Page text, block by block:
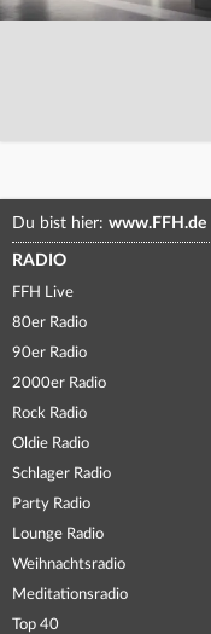
Du bist hier: www.FFH.de
RADIO
FFH Live
80er Radio
90er Radio
2000er Radio
Rock Radio
Oldie Radio
Schlager Radio
Party Radio
Lounge Radio
Weihnachtsradio
Meditationsradio
Top 40